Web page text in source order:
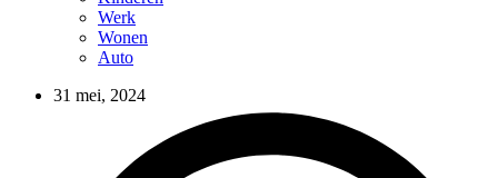
Werk
Wonen
Auto
31 mei, 2024